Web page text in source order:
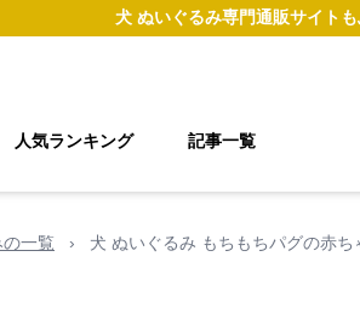
犬 ぬいぐるみ専門通販サイト
人気ランキング 記事一覧
一覧 › 犬 ぬいぐるみ もちもちパグの赤ち